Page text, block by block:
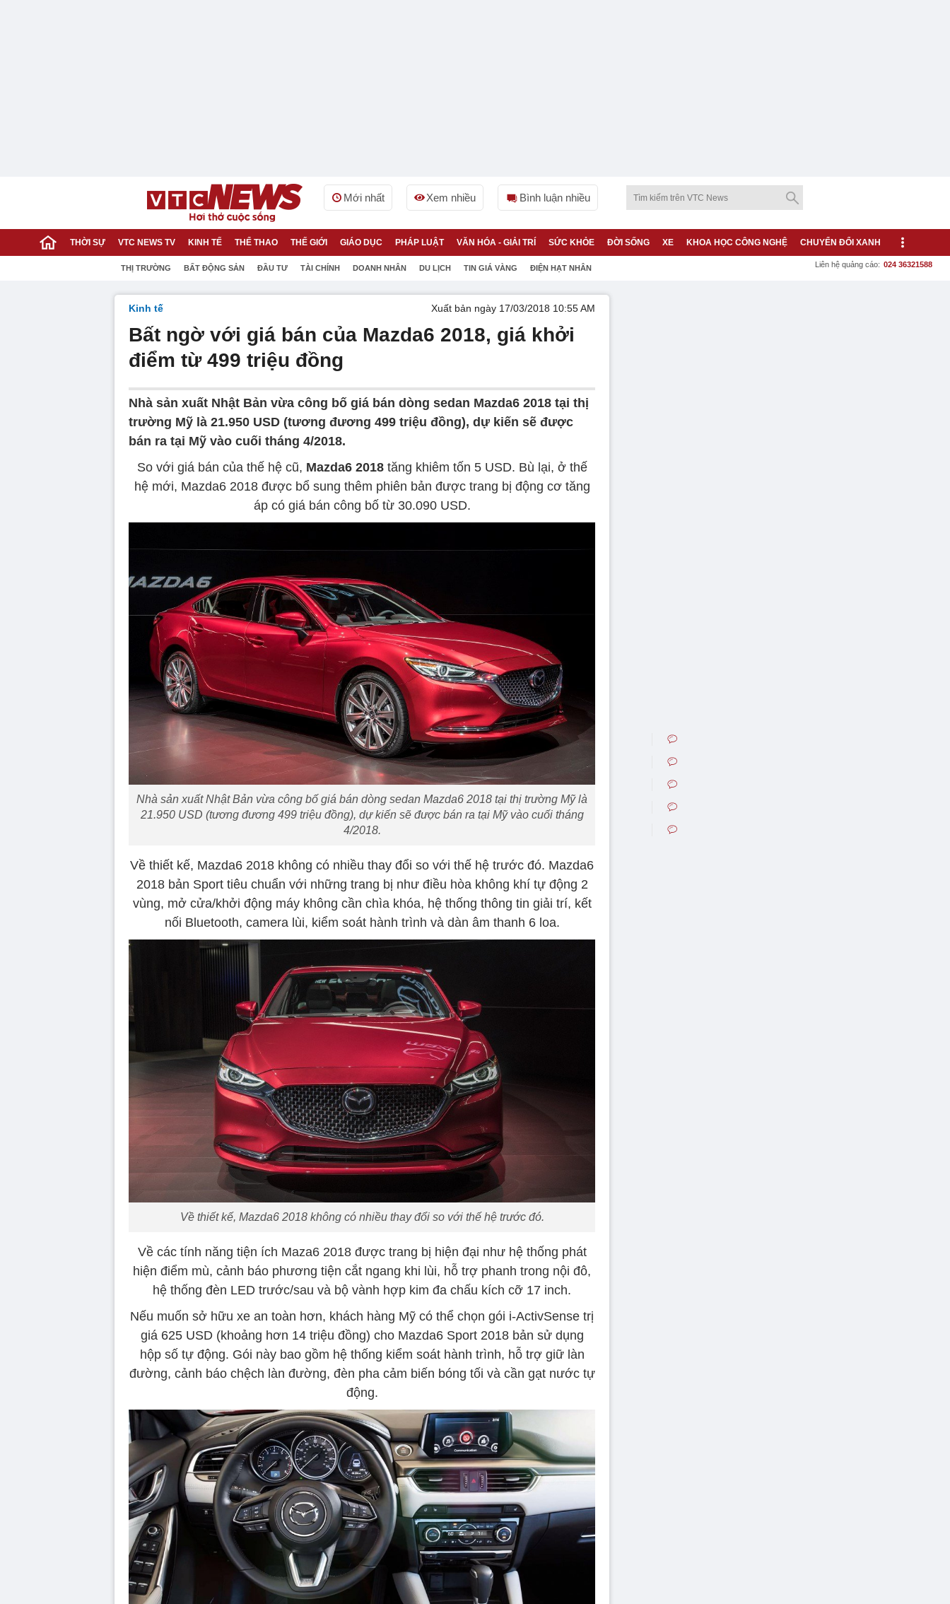
Mới nhất Xem nhiều Bình luận nhiều
THỜI SỰ VTC NEWS TV KINH TẾ THỂ THAO THẾ GIỚI GIÁO DỤC PHÁP LUẬT VĂN HÓA - GIẢI TRÍ SỨC KHỎE ĐỜI SỐNG XE KHOA HỌC CÔNG NGHỆ CHUYỂN ĐỔI XANH
THỊ TRƯỜNG BẤT ĐỘNG SẢN ĐẦU TƯ TÀI CHÍNH DOANH NHÂN DU LỊCH TIN GIÁ VÀNG ĐIỆN HẠT NHÂN Liên hệ quảng cáo: 024 36321588
Kinh tế Xuất bản ngày 17/03/2018 10:55 AM
Bất ngờ với giá bán của Mazda6 2018, giá khởi
điểm từ 499 triệu đồng
Nhà sản xuất Nhật Bản vừa công bố giá bán dòng sedan Mazda6 2018 tại thị
trường Mỹ là 21.950 USD (tương đương 499 triệu đồng), dự kiến sẽ được
bán ra tại Mỹ vào cuối tháng 4/2018.
So với giá bán của thế hệ cũ, Mazda6 2018tăng khiêm tốn 5 USD. Bù lại, ở thế
hệ mới, Mazda6 2018 được bổ sung thêm phiên bản được trang bị động cơ tăng
áp có giá bán công bố từ 30.090 USD.
Nhà sản xuất Nhật Bản vừa công bố giá bán dòng sedan Mazda6 2018 tại thị trường Mỹ là
21.950 USD (tương đương 499 triệu đồng), dự kiến sẽ được bán ra tại Mỹ vào cuối tháng
4/2018.
Về thiết kế, Mazda6 2018 không có nhiều thay đổi so với thế hệ trước đó. Mazda6
2018 bản Sport tiêu chuẩn với những trang bị như điều hòa không khí tự động 2
vùng, mở cửa/khởi động máy không cần chìa khóa, hệ thống thông tin giải trí, kết
nối Bluetooth, camera lùi, kiểm soát hành trình và dàn âm thanh 6 loa.
Về thiết kế, Mazda6 2018 không có nhiều thay đổi so với thế hệ trước đó.
Về các tính năng tiện ích Maza6 2018 được trang bị hiện đại như hệ thống phát
hiện điểm mù, cảnh báo phương tiện cắt ngang khi lùi, hỗ trợ phanh trong nội đô,
hệ thống đèn LED trước/sau và bộ vành hợp kim đa chấu kích cỡ 17 inch.
Nếu muốn sở hữu xe an toàn hơn, khách hàng Mỹ có thể chọn gói i-ActivSense trị
giá 625 USD (khoảng hơn 14 triệu đồng) cho Mazda6 Sport 2018 bản sử dụng
hộp số tự động. Gói này bao gồm hệ thống kiểm soát hành trình, hỗ trợ giữ làn
đường, cảnh báo chệch làn đường, đèn pha cảm biến bóng tối và cần gạt nước tự
động.